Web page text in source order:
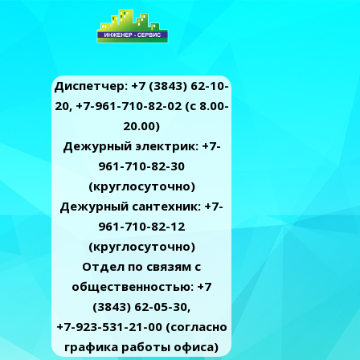
Диспетчер: +7 (3843) 62-10-
20, +7-961-710-82-02 (c 8.00-
20.00)
Дежурный электрик: +7-
961-710-82-30
(круглосуточно)
Дежурный сантехник: +7-
961-710-82-12
(круглосуточно)
Отдел по связям с
общественностью: +7
(3843) 62-05-30,
+7-923-531-21-00 (согласно
графика работы офиса)